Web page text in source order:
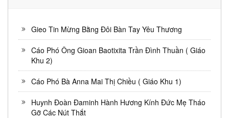
Gieo Tin Mừng Bằng Đôi Bàn Tay Yêu Thương
Cáo Phó Ông Gioan Baotixita Trần Đình Thuần ( Giáo
Khu 2)
Cáo Phó Bà Anna Mai Thị Chiều ( Giáo Khu 1)
Huynh Đoàn Đaminh Hành Hương Kính Đức Mẹ Tháo
Gỡ Các Nút Thắt